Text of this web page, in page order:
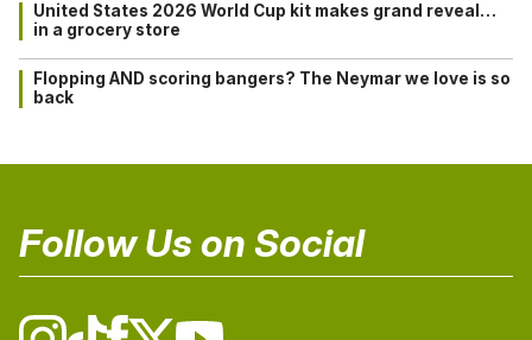
United States 2026 World Cup kit makes grand reveal…
in a grocery store
Flopping AND scoring bangers? The Neymar we love is so
back
Follow Us on Social